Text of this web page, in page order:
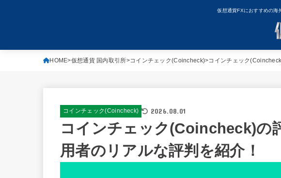
仮想通貨FXにおすすめの海
HOME 仮想通貨 国内取引所 コインチェック(Coincheck) コインチェック
コインチェック(Coincheck) 2026.08.01
コインチェック(Coincheck)の
用者のリアルな評判を紹介！